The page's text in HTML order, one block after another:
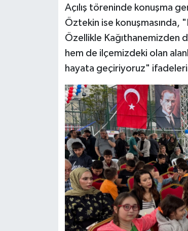
Açılış töreninde konuşma
Öztekin ise konuşmasında,
Özellikle Kağıthanemizden
hem de ilçemizdeki olan
hayata geçiriyoruz"